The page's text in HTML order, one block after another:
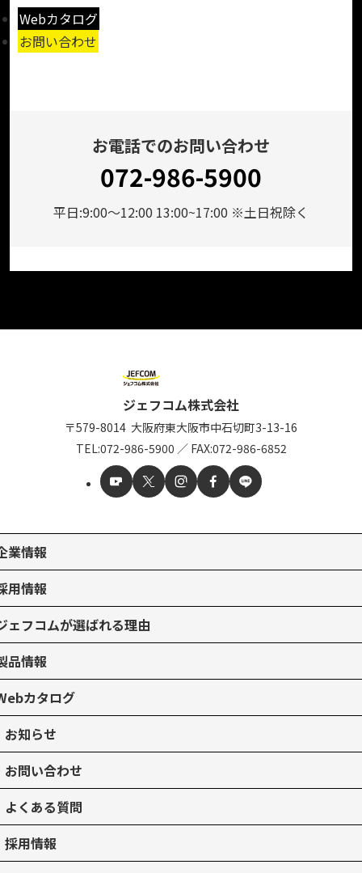
Webカタログ
お問い合わせ
お電話でのお問い合わせ
072-986-5900
平日:9:00～12:00 13:00~17:00 ※土日祝除く
ジェフコム株式会社
〒579-8014 大阪府東大阪市中石切町3-13-16
TEL:072-986-5900 ／ FAX:072-986-6852
業情報
用情報
ェフコムが選ばれる理由
品情報
カタログ
お知らせ
お問い合わせ
よくある質問
採用情報